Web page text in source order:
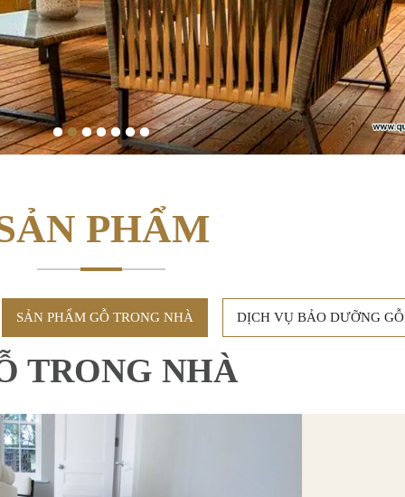
PHẨM
SẢN PHẨM GỖ TRONG NHÀ DỊCH VỤ BẢO DƯỠNG GỖ
TRONG NHÀ